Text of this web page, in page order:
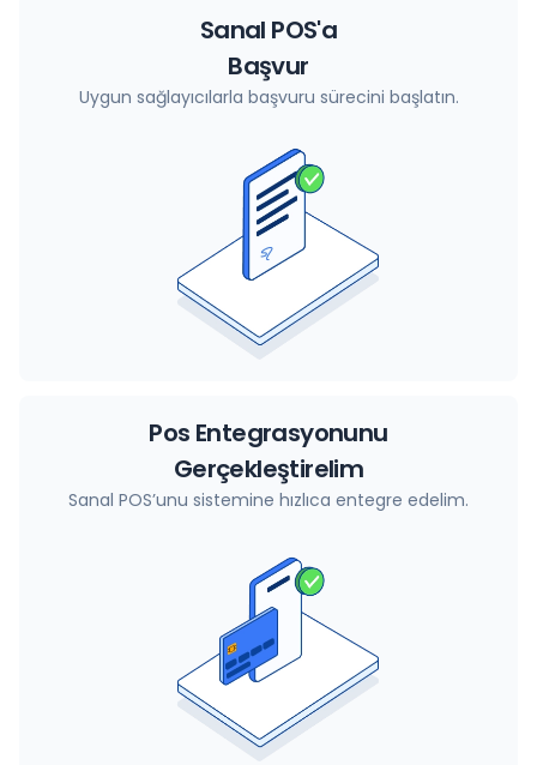
Sanal POS'a
Başvur
Uygun sağlayıcılarla başvuru sürecini başlatın.
Pos Entegrasyonunu
Gerçekleştirelim
Sanal POS’unu sistemine hızlıca entegre edelim.